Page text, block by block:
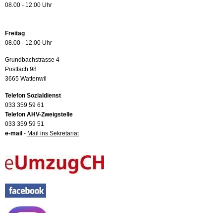
08.00 - 12.00 Uhr
Freitag
08.00 - 12.00 Uhr
Grundbachstrasse 4
Postfach 98
3665 Wattenwil
Telefon Sozialdienst
033 359 59 61
Telefon AHV-Zweigstelle
033 359 59 51
e-mail - Mail ins Sekretariat